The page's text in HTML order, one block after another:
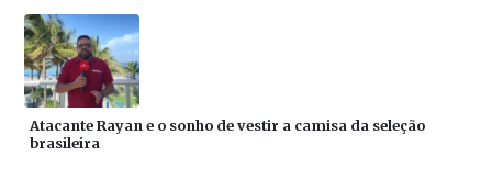
Atacante Rayan e o sonho de vestir a camisa da seleção
brasileira